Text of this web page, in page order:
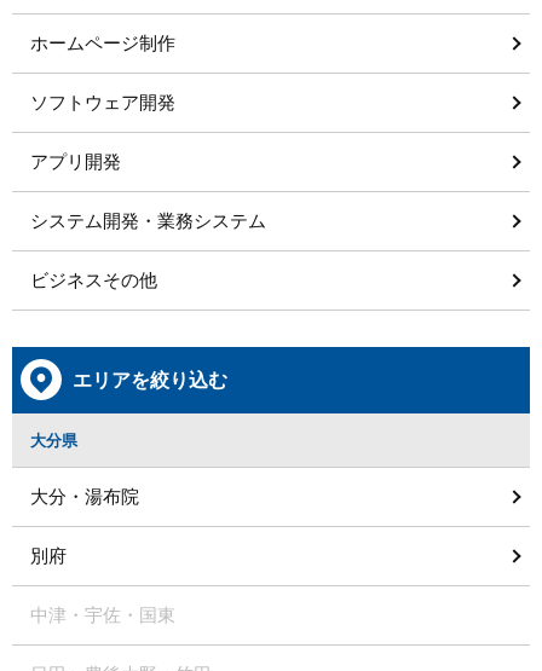
ホームページ制作
ソフトウェア開発
アプリ開発
システム開発・業務システム
ビジネスその他
エリアを絞り込む
大分県
大分・湯布院
別府
中津・宇佐・国東